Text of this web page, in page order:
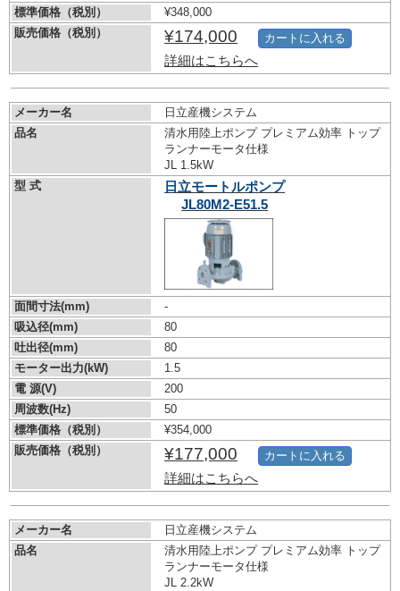
標準価格（税別）
¥348,000
販売価格（税別）
¥174,000
詳細はこちらへ
カートに入れる
メーカー名
日立産機システム
品名
清水用陸上ポンプ プレミアム効率 トップ
ランナーモータ仕様
JL 1.5kW
型 式
日立モートルポンプ
JL80M2-E51.5
面間寸法(mm)
-
吸込径(mm)
80
吐出径(mm)
80
モーター出力(kW)
1.5
電 源(V)
200
周波数(Hz)
50
標準価格（税別）
¥354,000
販売価格（税別）
¥177,000
詳細はこちらへ
カートに入れる
メーカー名
日立産機システム
品名
清水用陸上ポンプ プレミアム効率 トップ
ランナーモータ仕様
JL 2.2kW